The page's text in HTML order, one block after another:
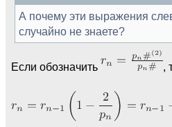
А почему эти выражения
случайно не знаете?
Если обозначить ,